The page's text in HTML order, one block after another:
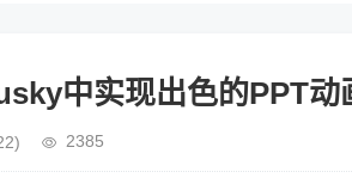
中实现出色的PPT动
2385